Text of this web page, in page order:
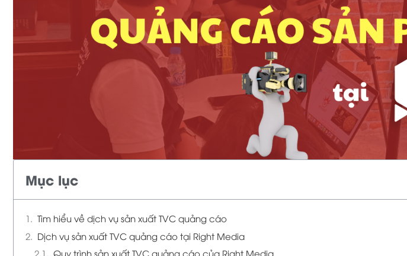
Mục lục
Tìm hiểu về dịch vụ sản xuất TVC quảng cáo
Dịch vụ sản xuất TVC quảng cáo tại Right Media
Quy trình sản xuất TVC quảng cáo của Right Media